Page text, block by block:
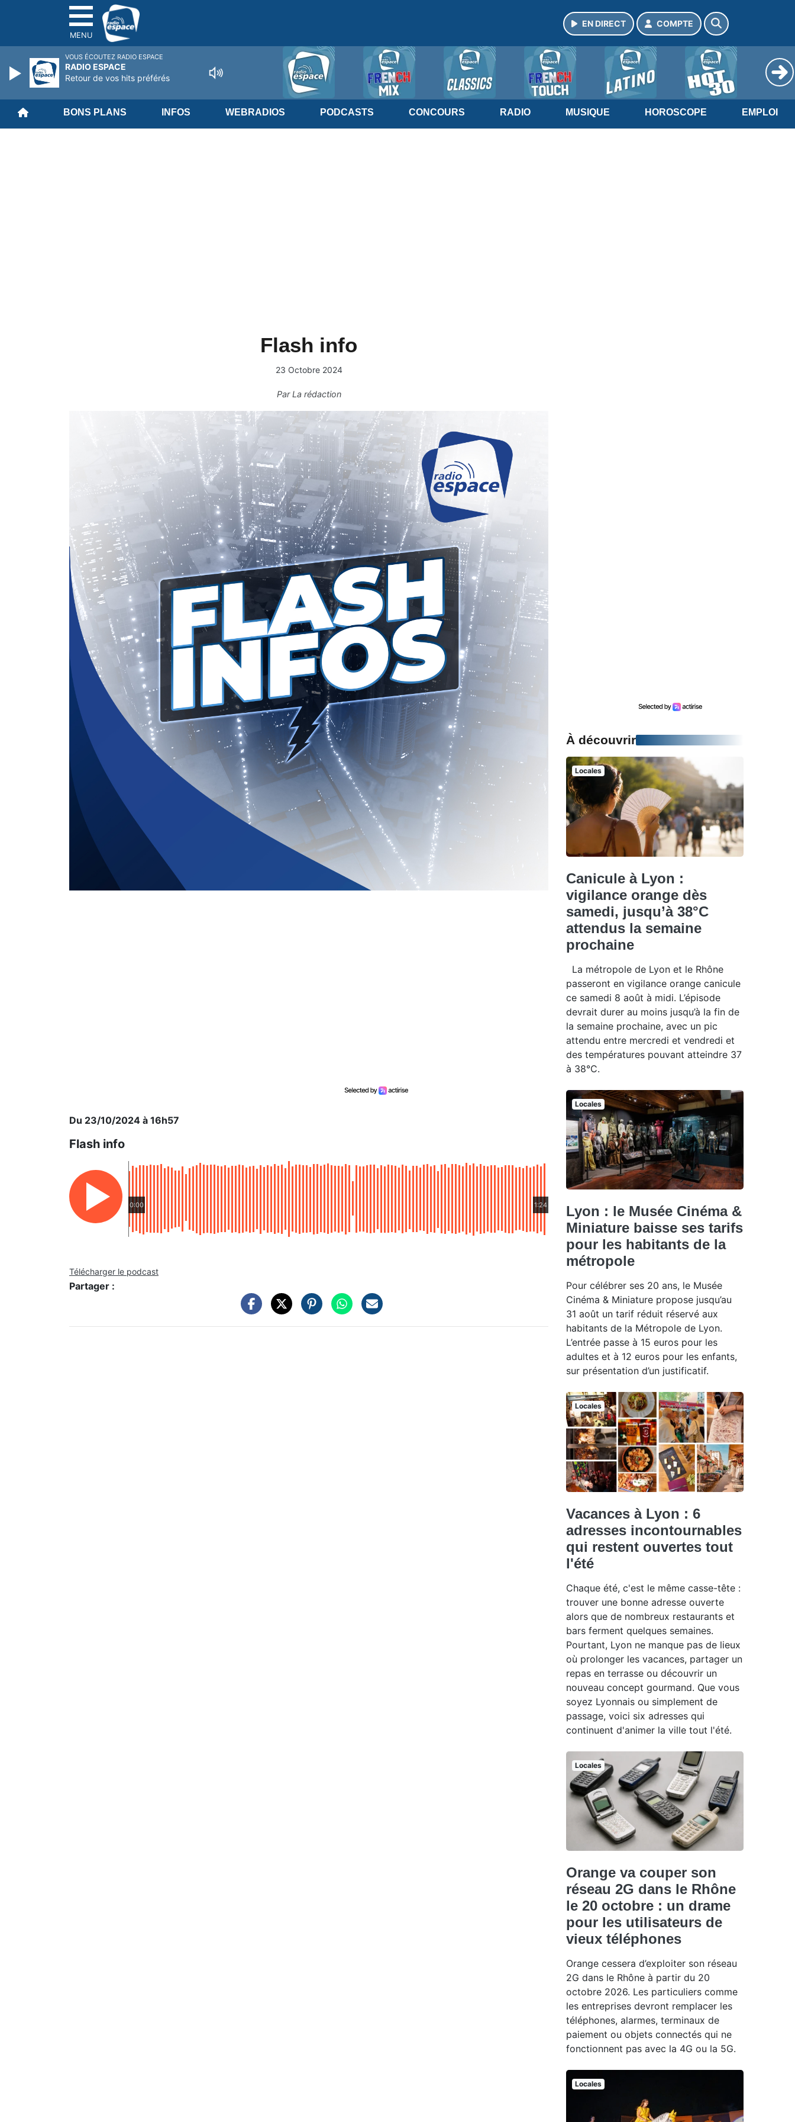
MENU
EN DIRECT COMPTE
BONS PLANS INFOS WEBRADIOS PODCASTS CONCOURS RADIO MUSIQUE HOROSCOPE EMPLOI
Flash info
23 Octobre 2024
ParLa rédaction
Du 23/10/2024 à 16h57
Flash info
0:00 1:24
Télécharger le podcast
Partager :
À découvrir
Locales
Canicule à Lyon :
vigilance orange dès
samedi, jusqu’à 38°C
attendus la semaine
prochaine
La métropole de Lyon et le Rhône
passeront en vigilance orange canicule
ce samedi 8 août à midi. L’épisode
devrait durer au moins jusqu’à la fin de
la semaine prochaine, avec un pic
attendu entre mercredi et vendredi et
des températures pouvant atteindre 37
à 38°C.
Locales
Lyon : le Musée Cinéma &
Miniature baisse ses tarifs
pour les habitants de la
métropole
Pour célébrer ses 20 ans, le Musée
Cinéma & Miniature propose jusqu’au
31 août un tarif réduit réservé aux
habitants de la Métropole de Lyon.
L’entrée passe à 15 euros pour les
adultes et à 12 euros pour les enfants,
sur présentation d’un justificatif.
Locales
Vacances à Lyon : 6
adresses incontournables
qui restent ouvertes tout
l'été
Chaque été, c'est le même casse-tête :
trouver une bonne adresse ouverte
alors que de nombreux restaurants et
bars ferment quelques semaines.
Pourtant, Lyon ne manque pas de lieux
où prolonger les vacances, partager un
repas en terrasse ou découvrir un
nouveau concept gourmand. Que vous
soyez Lyonnais ou simplement de
passage, voici six adresses qui
continuent d'animer la ville tout l'été.
Locales
Orange va couper son
réseau 2G dans le Rhône
le 20 octobre : un drame
pour les utilisateurs de
vieux téléphones
Orange cessera d’exploiter son réseau
2G dans le Rhône à partir du 20
octobre 2026. Les particuliers comme
les entreprises devront remplacer les
téléphones, alarmes, terminaux de
paiement ou objets connectés qui ne
fonctionnent pas avec la 4G ou la 5G.
Locales
VOUS ÉCOUTEZ RADIO ESPACE
RADIO ESPACE
Retour de vos hits préférés